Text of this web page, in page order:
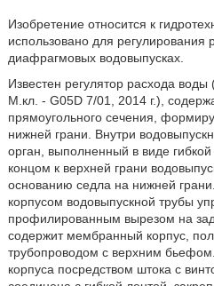
Изобретение относится к
использовано для регулирования
диафрагмовых водовыпусках.
Известен регулятор расхода
М.кл. - G05D 7/01, 2014 г.),
прямоугольного сечения,
нижней грани. Внутри
орган, выполненный в виде
концом к верхней грани
основанию седла на нижней
корпусом водовыпускной трубы
профилированным вырезом на
содержит мембранный корпус,
трубопроводом с верхним
корпуса посредством штока с